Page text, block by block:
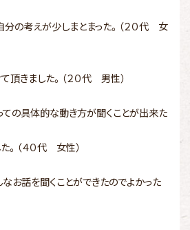
の考えが少しまとまった。（２０代 女
頂きました。（２０代 男性）
の具体的な動き方が聞くことが出来た
。（４０代 女性）
お話を聞くことができたのでよかった